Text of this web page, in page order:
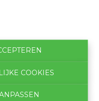
COOKIES